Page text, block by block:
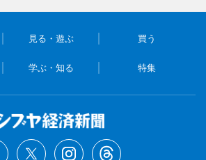
見る・遊ぶ 買う
学ぶ・知る 特集